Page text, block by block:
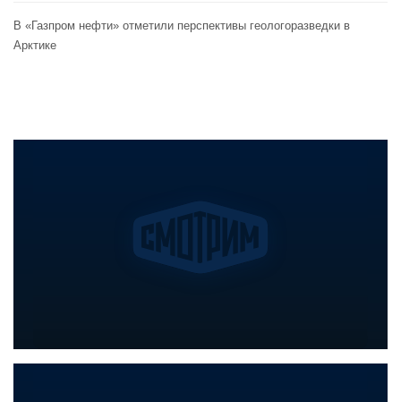
В «Газпром нефти» отметили перспективы геологоразведки в
Арктике